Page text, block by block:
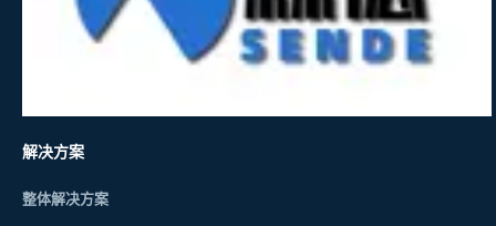
解决方案
整体解决方案